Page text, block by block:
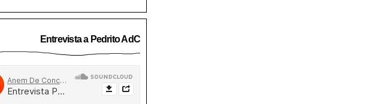
Entrevista a Pedrito AdC